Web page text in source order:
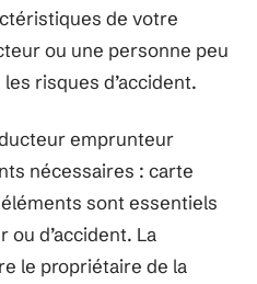
de votre
ou une personne peu
risques d’accident.
emprunteur
nécessaires : carte
sont essentiels
ou d’accident. La
le propriétaire de la